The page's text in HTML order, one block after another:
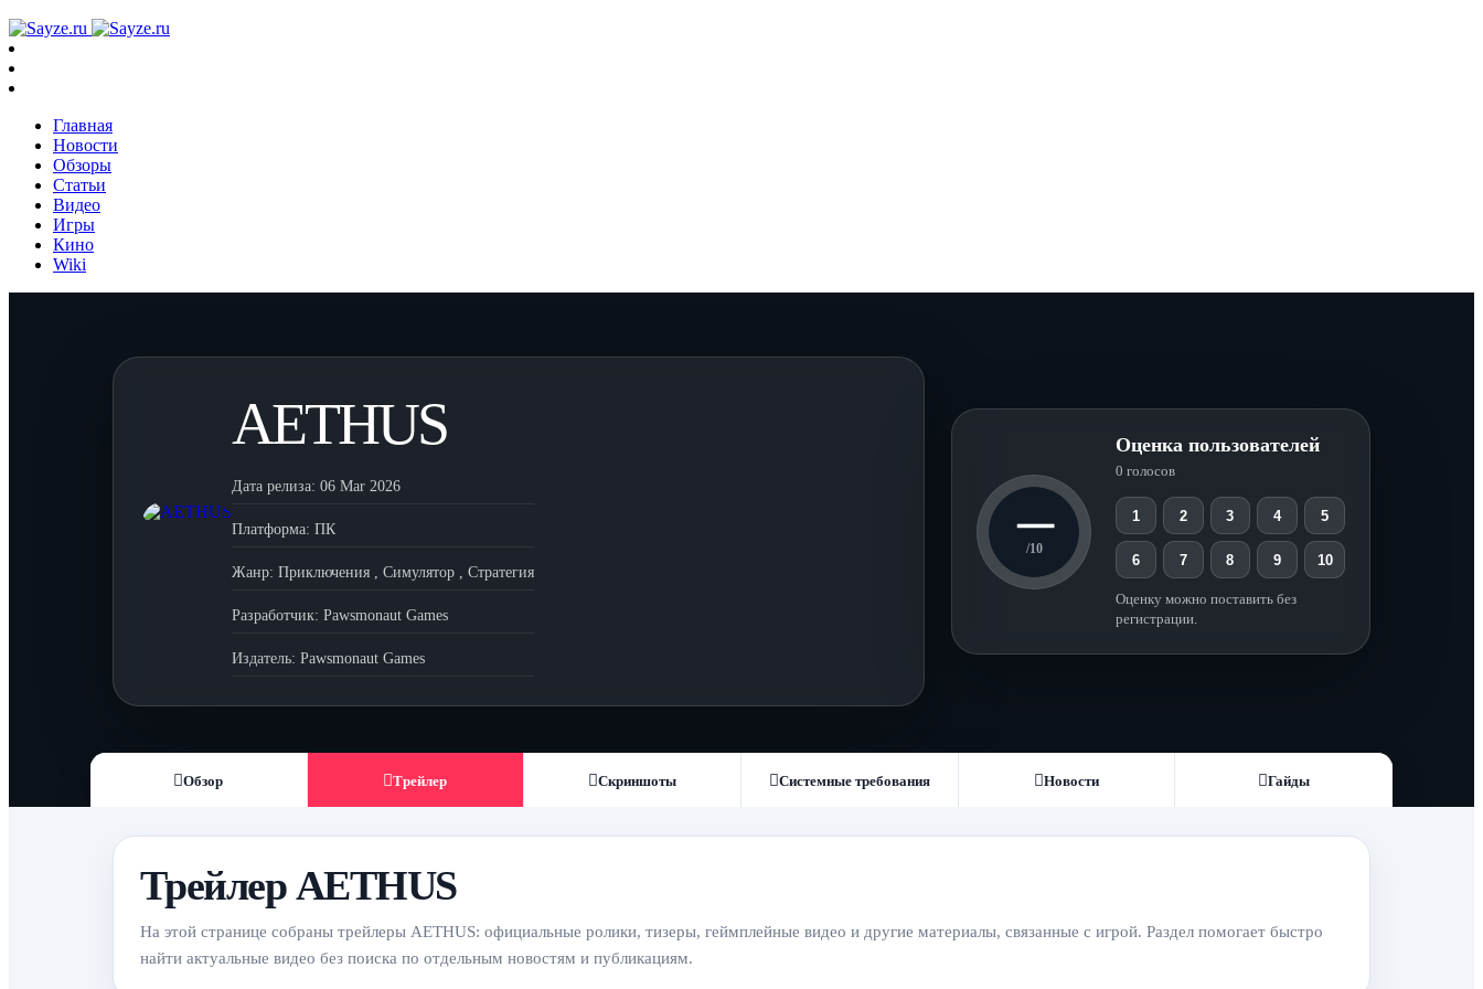
Главная
Новости
Обзоры
Статьи
Видео
Игры
Кино
Wiki
AETHUS
Дата релиза: 06 Mar 2026
Платформа: ПК
Жанр: Приключения , Симулятор , Стратегия
Разработчик: Pawsmonaut Games
Издатель: Pawsmonaut Games
—
/10
Оценка пользователей
0 голосов
1 2 3 4 5
6 7 8 9 10
Оценку можно поставить без
регистрации.
Обзор Трейлер Скриншоты Системные требования Новости Гайды
Трейлер AETHUS
На этой странице собраны трейлеры AETHUS: официальные ролики, тизеры, геймплейные видео и другие материалы, связанные с игрой. Раздел помогает быстро
найти актуальные видео без поиска по отдельным новостям и публикациям.